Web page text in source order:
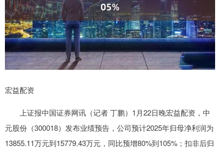
宏益配资
上证报中国证券网讯（记者 丁鹏）1月22日晚宏益配资，中
元股份（300018）发布业绩预告，公司预计2025年归母净利润为
13855.11万元到15779.43万元，同比预增80%到105%；扣非后归